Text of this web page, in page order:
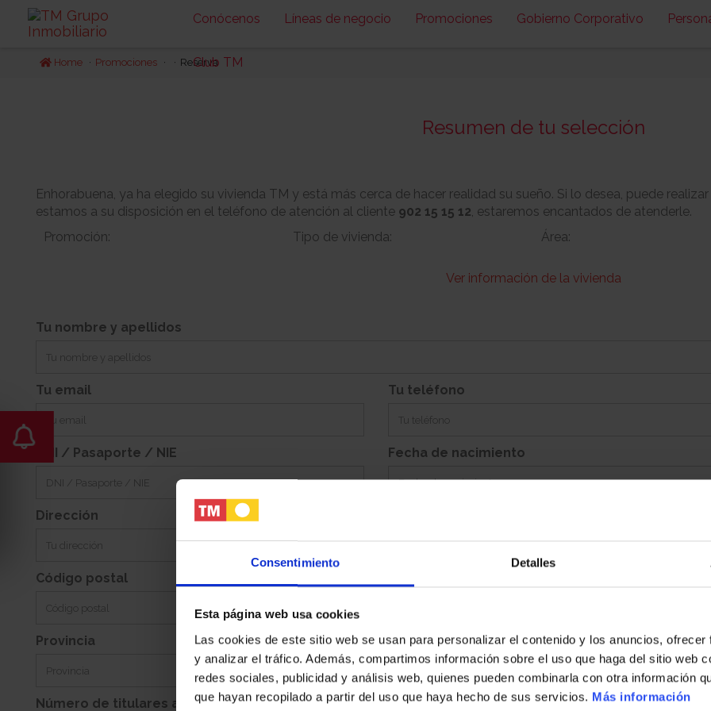
Consentimiento Detalles
Esta página web usa cookies
Las cookies de este sitio web se usan para personalizar el contenido y los anuncios,
y analizar el tráfico. Además, compartimos información sobre el uso que haga del sitio web
redes sociales, publicidad y análisis web, quienes pueden combinarla con otra información
que hayan recopilado a partir del uso que haya hecho de sus servicios. Más información
Conócenos Líneas de negocio Promociones Gobierno Corporativo
Club TM
Home Promociones Reserva
Resumen de tu selección
Enhorabuena, ya ha elegido su vivienda TM y está más cerca de hacer realidad su sueño. Si lo desea, puede
estamos a su disposición en el teléfono de atención al cliente 902 15 15 12, estaremos encantados de atenderle.
Promoción:
Tipo de vivienda: Área:
Ver información de la vivienda
Jardin: -
Tu nombre y apellidos
Tu email Tu teléfono
DNI / Pasaporte / NIE Fecha de nacimiento
Dirección
Código postal
Provincia País
Número de titulares adicionales